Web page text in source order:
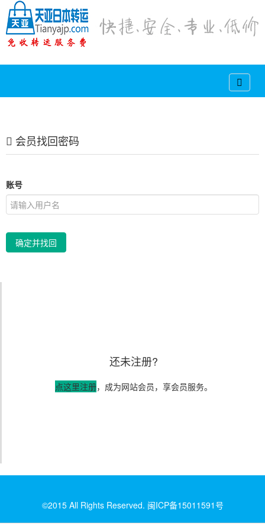
会员找回密码
账号
确定并找回
还未注册?
点这里注册，成为网站会员，享会员服务。
©2015 All Rights Reserved. 闽ICP备15011591号